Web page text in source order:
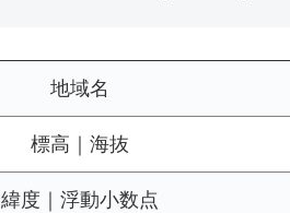
地域名
標高｜海抜
緯度｜浮動小数点